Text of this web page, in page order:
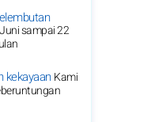
sampai 22
kekayaanKami